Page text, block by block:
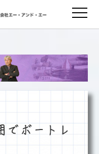
でボートレ